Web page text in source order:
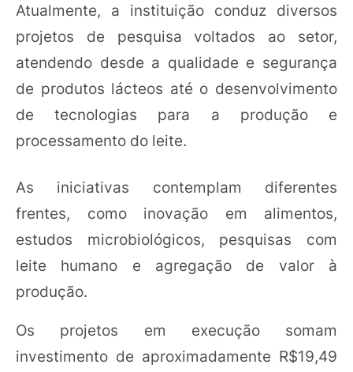
Atualmente, a instituição conduz diversos
projetos de pesquisa voltados ao setor,
atendendo desde a qualidade e segurança
de produtos lácteos até o desenvolvimento
de tecnologias para a produção e
processamento do leite.
As iniciativas contemplam diferentes
frentes, como inovação em alimentos,
estudos microbiológicos, pesquisas com
leite humano e agregação de valor à
produção.
Os projetos em execução somam
investimento de aproximadamente R$19,49